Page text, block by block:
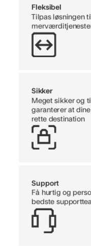
Fleksibel
Tilpas løsningen
Sikker
Meget sikker og
garanterer at
rette destination
Support
Få hurtig og
bedste